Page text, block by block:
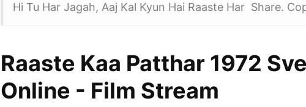
Hi Tu Har Jagah, Aaj Kal Kyun Hai Raaste Har Share.
Raaste Kaa Patthar 1972
Online - Film Stream